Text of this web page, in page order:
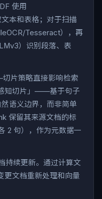
使用
本和表格；对于扫描
Tesseract），再
）识别段落、表
片策略直接影响检索
知切片」——基于句子
语义边界，而非简单
保留其来源文档的标
2 句），作为元数据一
续更新。通过计算文
更文档重新处理和向量